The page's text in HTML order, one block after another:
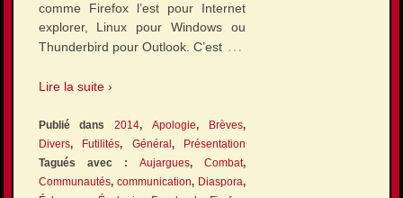
comme Firefox l’est pour Internet
explorer, Linux pour Windows ou
Thunderbird pour Outlook. C’est …
Lire la suite ›
Publié dans2014,Apologie, Brèves,
Divers, Futilités, Général ,
Présentation
Tagués avec : Aujargues,Combat,
Communautés, communication, Diaspora,